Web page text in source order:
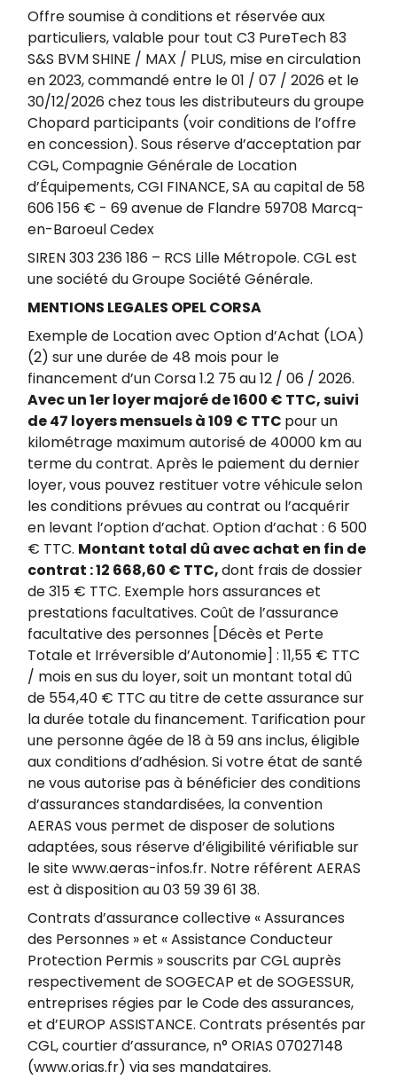
Offre soumise à conditions et réservée aux
particuliers, valable pour tout C3 PureTech 83
S&S BVM SHINE / MAX / PLUS, mise en circulation
en 2023, commandé entre le 01 / 07 / 2026 et le
30/12/2026 chez tous les distributeurs du groupe
Chopard participants (voir conditions de l’offre
en concession). Sous réserve d’acceptation par
CGL, Compagnie Générale de Location
d’Équipements, CGI FINANCE, SA au capital de 58
606 156 € - 69 avenue de Flandre 59708 Marcq-
en-Baroeul Cedex
SIREN 303 236 186 – RCS Lille Métropole. CGL est
une société du Groupe Société Générale.
MENTIONS LEGALES OPEL CORSA
Exemple de Location avec Option d’Achat (LOA)
(2) sur une durée de 48 mois pour le
financement d’un Corsa 1.2 75 au 12 / 06 / 2026.
Avec un 1er loyer majoré de 1600 € TTC, suivi
de 47 loyers mensuels à 109 € TTC pour un
kilométrage maximum autorisé de 40000 km au
terme du contrat. Après le paiement du dernier
loyer, vous pouvez restituer votre véhicule selon
les conditions prévues au contrat ou l’acquérir
en levant l’option d’achat. Option d’achat : 6 500
€ TTC. Montant total dû avec achat en fin de
contrat : 12 668,60 € TTC,dont frais de dossier
de 315 € TTC. Exemple hors assurances et
prestations facultatives. Coût de l’assurance
facultative des personnes [Décès et Perte
Totale et Irréversible d’Autonomie] : 11,55 € TTC
/ mois en sus du loyer, soit un montant total dû
de 554,40 € TTC au titre de cette assurance sur
la durée totale du financement. Tarification pour
une personne âgée de 18 à 59 ans inclus, éligible
aux conditions d’adhésion. Si votre état de santé
ne vous autorise pas à bénéficier des conditions
d’assurances standardisées, la convention
AERAS vous permet de disposer de solutions
adaptées, sous réserve d’éligibilité vérifiable sur
le site www.aeras-infos.fr. Notre référent AERAS
est à disposition au 03 59 39 61 38.
Contrats d’assurance collective « Assurances
des Personnes » et « Assistance Conducteur
Protection Permis » souscrits par CGL auprès
respectivement de SOGECAP et de SOGESSUR,
entreprises régies par le Code des assurances,
et d’EUROP ASSISTANCE. Contrats présentés par
CGL, courtier d’assurance, n° ORIAS 07027148
(www.orias.fr) via ses mandataires.